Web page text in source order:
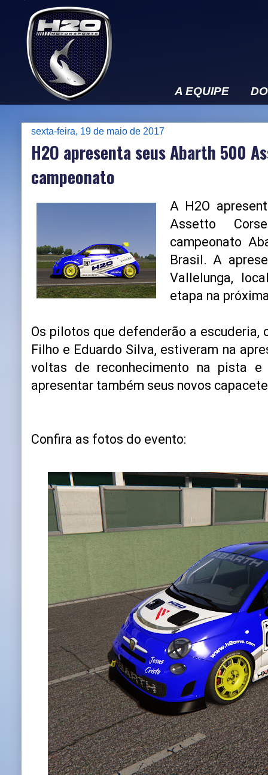
A EQUIPE
sexta-feira, 19 de maio de 2017
H2O apresenta seus Abarth 500
campeonato
A H2O
Assetto
campeonato
Brasil. A
Vallelunga,
etapa na
Os pilotos que defenderão a escuderia,
Filho e Eduardo Silva, estiveram na
voltas de reconhecimento na pista
apresentar também seus novos
Confira as fotos do evento: